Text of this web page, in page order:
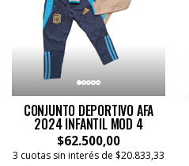
CONJUNTO DEPORTIVO AFA
2024 INFANTIL MOD 4
$62.500,00
3 cuotas sin interés de $20.833,33